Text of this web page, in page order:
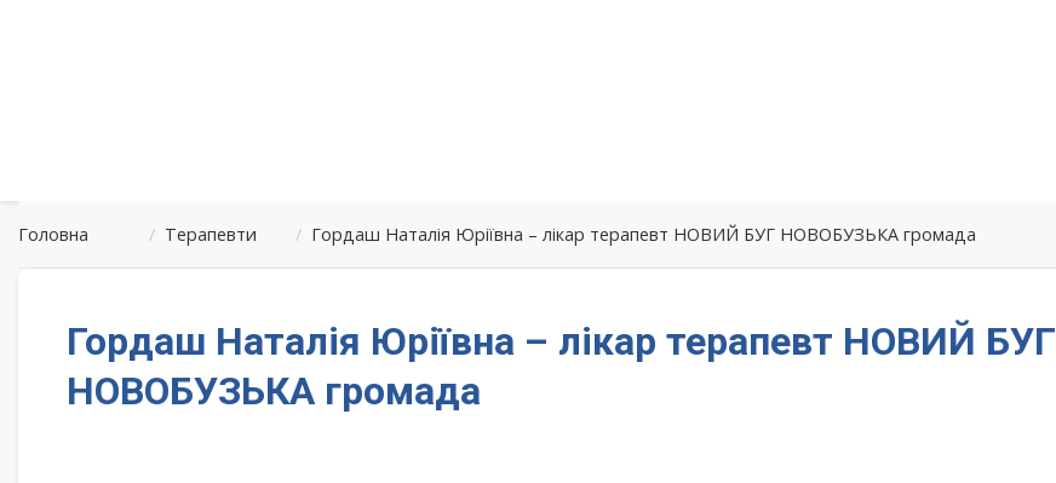
Головна / Терапевти / Гордаш Наталія Юріївна – лікар терапевт НОВИЙ БУГ НОВОБУЗЬКА громада
Гордаш Наталія Юріївна – лікар терапевт НОВИЙ БУГ
НОВОБУЗЬКА громада